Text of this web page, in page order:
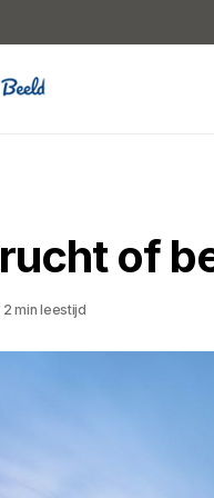
of
2 min leestijd